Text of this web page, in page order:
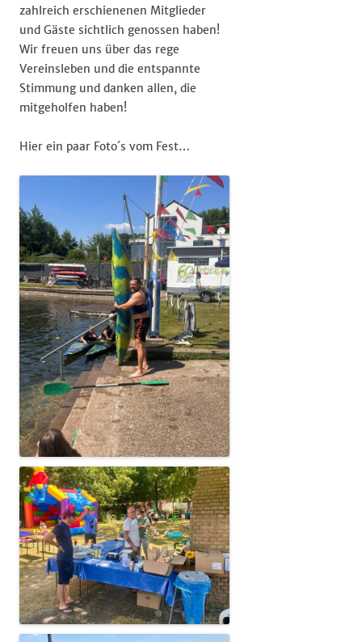
zahlreich erschienenen Mitglieder
und Gäste sichtlich genossen haben!
Wir freuen uns über das rege
Vereinsleben und die entspannte
Stimmung und danken allen, die
mitgeholfen haben!
Hier ein paar Foto´s vom Fest…